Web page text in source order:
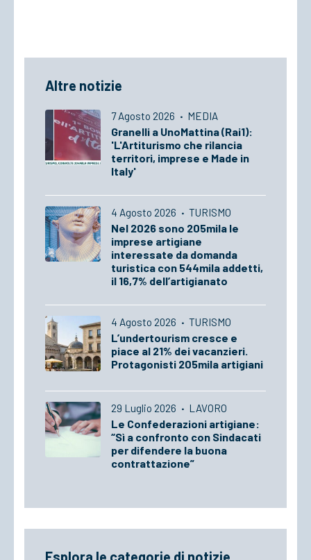
Altre notizie
7 Agosto 2026 · MEDIA
Granelli a UnoMattina (Rai1):
'L'Artiturismo che rilancia
territori, imprese e Made in
Italy'
4 Agosto 2026 · TURISMO
Nel 2026 sono 205mila le
imprese artigiane
interessate da domanda
turistica con 544mila addetti,
il 16,7% dell’artigianato
4 Agosto 2026 · TURISMO
L’undertourism cresce e
piace al 21% dei vacanzieri.
Protagonisti 205mila artigiani
29 Luglio 2026 · LAVORO
Le Confederazioni artigiane:
“Sì a confronto con Sindacati
per difendere la buona
contrattazione”
Esplora le categorie di notizie